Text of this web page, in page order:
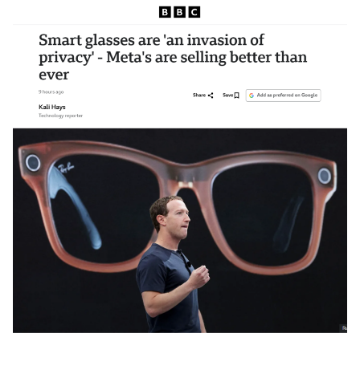
Works
News
すべての記事
ブックカバーチャレンジ